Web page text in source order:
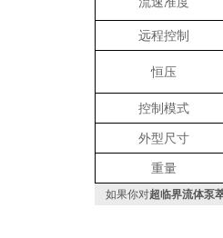
远程控制
恒压
控制模式
外型尺寸
重量
如果你对超临界流体泵